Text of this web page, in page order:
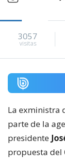
3057
visitas
La exministra
parte de la
presidente
propuesta del